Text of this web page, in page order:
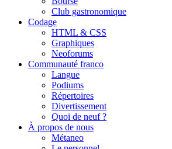
Club gastronomique
Codage
HTML & CSS
Graphiques
Neoforums
Communauté franco
Langue
Podiums
Répertoires
Divertissement
Quoi de neuf ?
À propos de nous
Métaneo